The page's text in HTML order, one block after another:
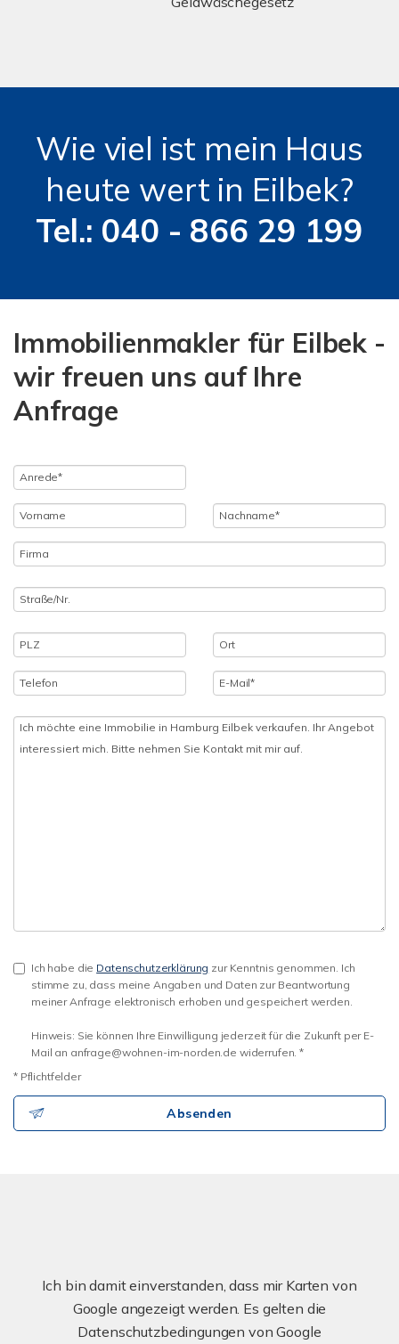
Wie viel ist mein Haus
heute wert in Eilbek?
Tel.: 040 - 866 29 199
Immobilienmakler für Eilbek -
wir freuen uns auf Ihre
Anfrage
Ich habe die Datenschutzerklärung zur Kenntnis genommen. Ich
stimme zu, dass meine Angaben und Daten zur Beantwortung
meiner Anfrage elektronisch erhoben und gespeichert werden.
Hinweis: Sie können Ihre Einwilligung jederzeit für die Zukunft per E-
Mail an anfrage@wohnen-im-norden.de widerrufen. *
* Pflichtfelder
Absenden
Ich bin damit einverstanden, dass mir Karten von
Google angezeigt werden. Es gelten die
Datenschutzbedingungen von Google